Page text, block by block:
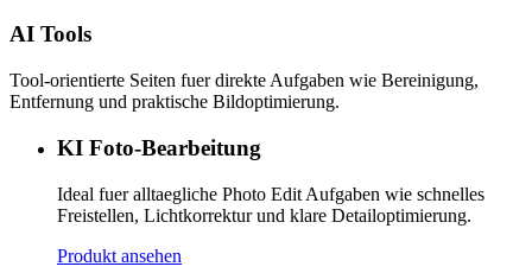
AI Tools
Tool-orientierte Seiten fuer direkte Aufgaben wie Bereinigung,
Entfernung und praktische Bildoptimierung.
KI Foto-Bearbeitung
Ideal fuer alltaegliche Photo Edit Aufgaben wie schnelles
Freistellen, Lichtkorrektur und klare Detailoptimierung.
Produkt ansehen